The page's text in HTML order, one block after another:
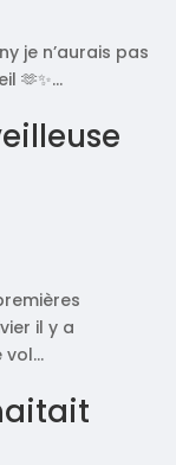
je n’aurais pas
🫶✨…
il y a
vol…